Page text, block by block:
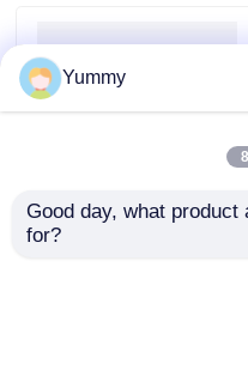
Yummy
Good day, what product
for?